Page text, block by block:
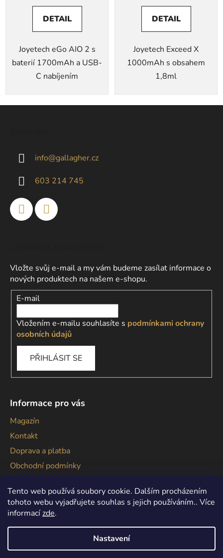
Tento web používá soubory cookie. Dalším procházením
tohoto webu vyjadřujete souhlas s jejich používáním.. Více
informacízde.
Nastavení
DETAIL
Joyetech eGo AIO 2 s
baterií 1700mAh a USB-
C nabíjením
DETAIL
Joyetech Exceed X
1000mAh s obsahem
1,8ml
info@gallagher.cz
603 214 745
Vložte svůj e-mail a my vám budeme zasílat informace o
nových produktech na našem e-shopu.
E-mail
Vložením e-mailu souhlasíte s podmínkami ochrany
osobních údajů
PŘIHLÁSIT SE
Informace pro vás
Magazín
Kontakt
Doprava a platba
Obchodní podmínky
Vytvořil Shoptet